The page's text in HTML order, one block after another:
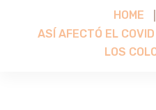
HOME
ASÍ AFECTÓ EL
LOS